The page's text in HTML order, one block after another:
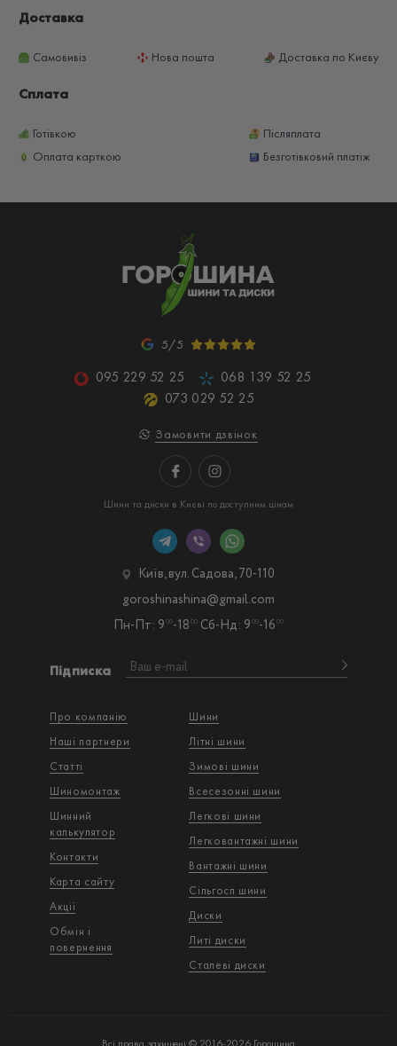
Доставка
Самовивіз Нова пошта Доставка по Києву
Сплата
Готівкою
Післяплата
Оплата карткою
Безготівковий платіж
5/5
095 229 52 25
068 139 52 25
073 029 52 25
Замовити дзвінок
Шини та диски в Києві по доступним цінам
Про компанію
Наші партнери
Статті
Шиномонтаж
Шинний
калькулятор
Контакти
Карта сайту
Акції
Обмін і
повернення
Шини
Літні шини
Зимові шини
Всесезонні шини
Легкові шини
Легковантажнi шини
Вантажнi шини
Сільгосп шини
Диски
Литі диски
Сталеві диски
Підписка
Київ, вул. Садова, 70-110
Пн-Пт: 9 00-18 00 Сб-Нд: 9 00-16 00
goroshinashina@gmail.com